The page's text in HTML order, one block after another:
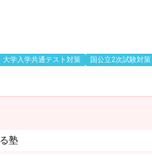
大学入学共通テスト対策
国公立2次試験対策
塾